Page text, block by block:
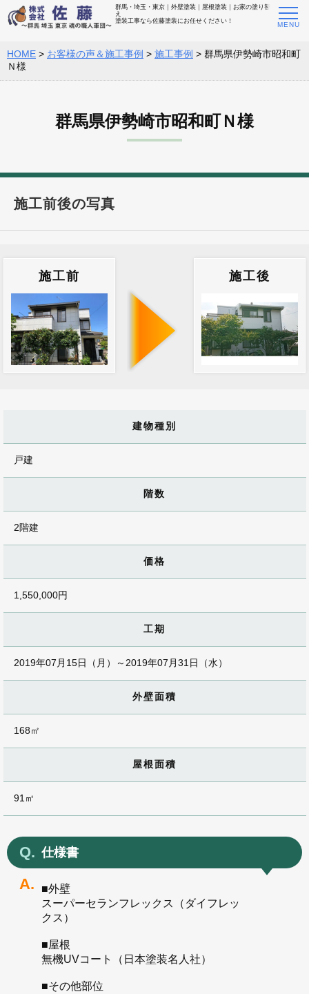
群馬・埼玉・東京｜外壁塗装｜屋根塗装｜お家の塗り替
え
塗装工事なら佐藤塗装にお任せください！
HOME > お客様の声＆施工事例 > 施工事例 > 群馬県伊勢崎市昭和町
Ｎ様
群馬県伊勢崎市昭和町Ｎ様
施工前後の写真
施工前 施工後
建物種別
戸建
階数
2階建
価格
1,550,000円
工期
2019年07月15日（月）～2019年07月31日（水）
外壁面積
168㎡
屋根面積
91㎡
仕様書
■外壁
スーパーセランフレックス（ダイフレッ
クス）
■屋根
無機UVコート（日本塗装名人社）
■その他部位